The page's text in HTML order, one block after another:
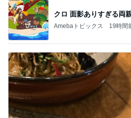
クロ 面影ありすぎる両
Amebaトピックス 19時間